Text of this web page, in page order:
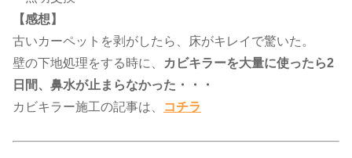
【感想】
古いカーペットを剥がしたら、床がキレイで驚いた。
壁の下地処理をする時に、
カビキラーを大量に使ったら2
日間、鼻水が止まらなかった・・・
カビキラー施工の記事は、​
コチラ